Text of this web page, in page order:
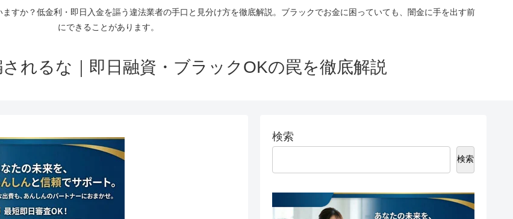
すか？低金利・即日入金を謳う違法業者の手口と見分け方を徹底解説。ブラックでお金に困っていても、闇金に手を出す前
にできることがあります。
れるな｜即日融資・ブラックOKの罠を徹底解説
検索
検索